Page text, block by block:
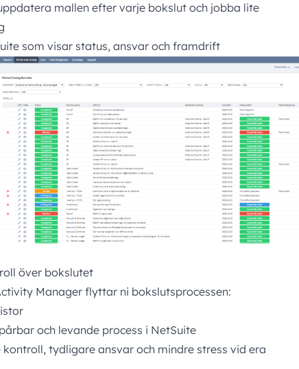
mallen efter varje bokslut och jobba lite
som visar status, ansvar och framdrift
över bokslutet
Manager flyttar ni bokslutsprocessen:
och levande process i NetSuite
tydligare ansvar och mindre stress vid era